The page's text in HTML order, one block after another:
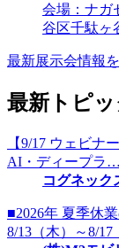
会場：ナガ
谷区千駄
最新展示会情報
最新トピ
【9/17 ウェビナ
AI・ディープラ…
コグネック
■2026年 夏季休
8/13（木）～8/